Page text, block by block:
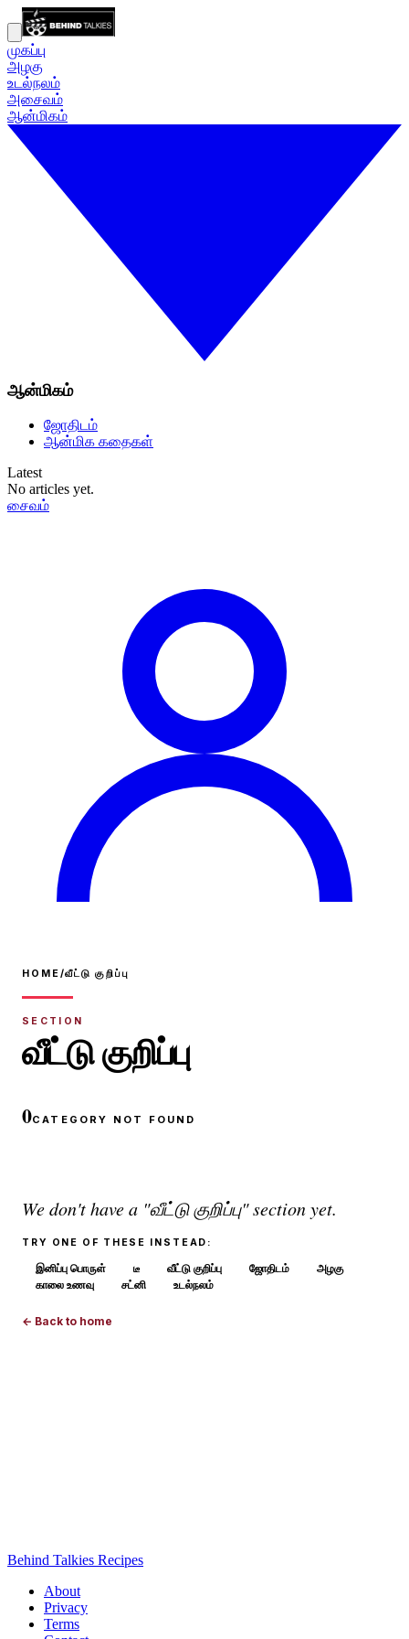
முகப்பு
அழகு
உடல்நலம்
அசைவம்
ஆன்மிகம்
ஆன்மிகம்
ஜோதிடம்
ஆன்மிக கதைகள்
Latest
No articles yet.
சைவம்
HOME/வீட்டு குறிப்பு
SECTION
வீட்டு குறிப்பு
0CATEGORY NOT FOUND
We don't have a "வீட்டு குறிப்பு" section yet.
TRY ONE OF THESE INSTEAD:
இனிப்பு பொருள் டீ வீட்டு குறிப்பு ஜோதிடம்
அழகு
காலை உணவு
சட்னி உடல்நலம்
← Back to home
Behind Talkies Recipes
About
Privacy
Terms